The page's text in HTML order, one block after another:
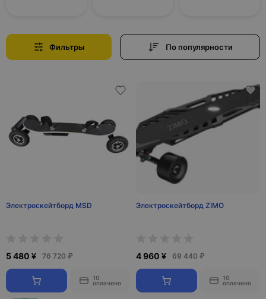
Фильтры По популярности
Электроскейтборд MSD
5 480 ¥ 76 720 ₽
10
оплачено
Электроскейтборд ZIMO
4 960 ¥ 69 440 ₽
10
оплачено